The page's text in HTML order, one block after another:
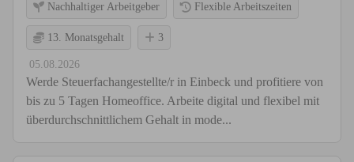
Nachhaltiger Arbeitgeber Flexible Arbeitszeiten
13. Monatsgehalt 3
05.08.2026
Werde Steuerfachangestellte/r in Einbeck und profitiere von
bis zu 5 Tagen Homeoffice. Arbeite digital und flexibel mit
überdurchschnittlichem Gehalt in mode...